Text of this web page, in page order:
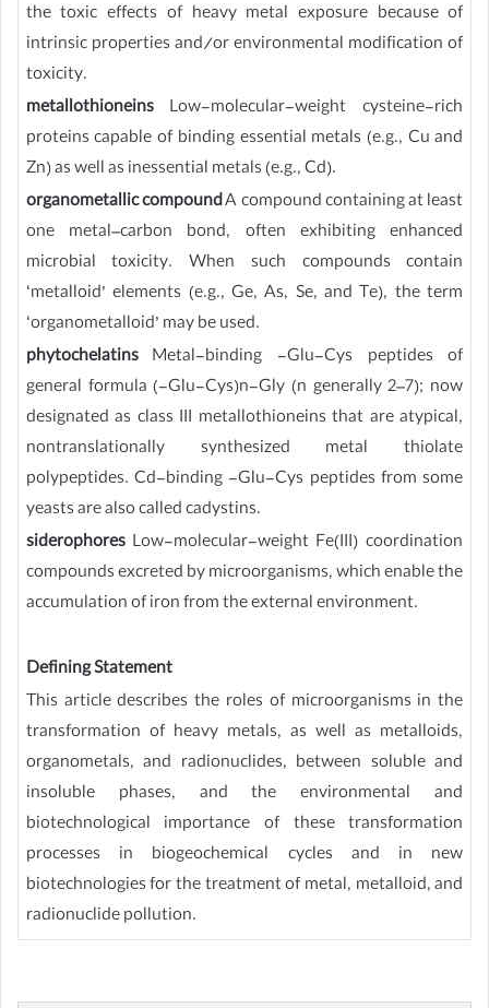
the toxic effects of heavy metal exposure because of
intrinsic properties and/or environmental modification of
toxicity.
metallothioneinsLow-molecular-weight cysteine-rich
proteins capable of binding essential metals (e.g., Cu and
Zn) as well as inessential metals (e.g., Cd).
organometallic compoundA compound containing at least
one metal–carbon bond, often exhibiting enhanced
microbial toxicity. When such compounds contain
‘metalloid’ elements (e.g., Ge, As, Se, and Te), the term
‘organometalloid’ may be used.
phytochelatinsMetal-binding -Glu-Cys peptides of
general formula (-Glu-Cys)n-Gly (n generally 2–7); now
designated as class III metallothioneins that are atypical,
nontranslationally synthesized metal thiolate
polypeptides. Cd-binding -Glu-Cys peptides from some
yeasts are also called cadystins.
siderophoresLow-molecular-weight Fe(III) coordination
compounds excreted by microorganisms, which enable the
accumulation of iron from the external environment.
Defining Statement
This article describes the roles of microorganisms in the
transformation of heavy metals, as well as metalloids,
organometals, and radionuclides, between soluble and
insoluble phases, and the environmental and
biotechnological importance of these transformation
processes in biogeochemical cycles and in new
biotechnologies for the treatment of metal, metalloid, and
radionuclide pollution.